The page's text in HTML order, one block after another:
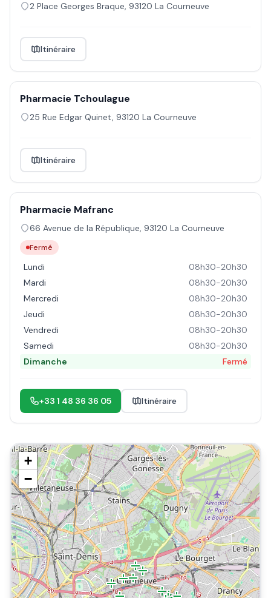
2 Place Georges Braque, 93120 La Courneuve
Itinéraire
Pharmacie Tchoulague
25 Rue Edgar Quinet, 93120 La Courneuve
Itinéraire
Pharmacie Mafranc
66 Avenue de la République, 93120 La Courneuve
Fermé
Lundi
08h30-20h30
Mardi
08h30-20h30
Mercredi
08h30-20h30
Jeudi
08h30-20h30
Vendredi
08h30-20h30
Samedi
08h30-20h30
Dimanche
Fermé
+33 1 48 36 36 05 Itinéraire
+
−